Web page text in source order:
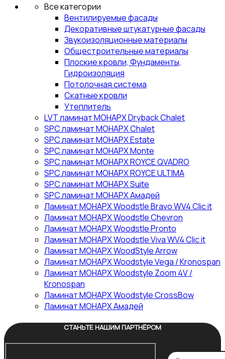
Все категории
Вентилируемые фасады
Декоративные штукатурные фасады
Звукоизоляционные материалы
Общестроительные материалы
Плоские кровли, Фундаменты,
Гидроизоляция
Потолочная система
Скатные кровли
Утеплитель
LVT ламинат МОНАРХ Dryback Chalet
SPC ламинат МОНАРХ Chalet
SPC ламинат МОНАРХ Estate
SPC ламинат МОНАРХ Monte
SPC ламинат МОНАРХ ROYCE QVADRO
SPC ламинат МОНАРХ ROYCE ULTIMA
SPC ламинат МОНАРХ Suite
SPC ламинат МОНАРХ Амадей
Ламинат МОНАРХ Woodstle Bravo WV4 Clic it
Ламинат МОНАРХ Woodstle Chevron
Ламинат МОНАРХ Woodstle Pronto
Ламинат МОНАРХ Woodstle Viva WV4 Clic it
Ламинат МОНАРХ WoodStyle Arrow
Ламинат МОНАРХ Woodstyle Vega / Kronospan
Ламинат МОНАРХ Woodstyle Zoom 4V /
Kronospan
Ламинат МОНАРХ Woodstyle СrossBow
Ламинат МОНАРХ Амадей
СТАНЬТЕ НАШИМ ПАРТНЁРОМ